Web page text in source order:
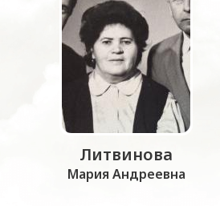
Литвинова
Мария Андреевна